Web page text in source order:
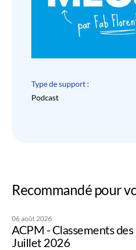
Type de support :
Podcast
Recommandé pour
06 août 2026
ACPM - Classements
Juillet 2026